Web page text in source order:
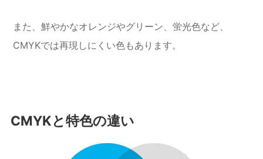
また、鮮やかなオレンジやグリーン、蛍光色など、
CMYKでは再現しにくい色もあります。
CMYKと特色の違い